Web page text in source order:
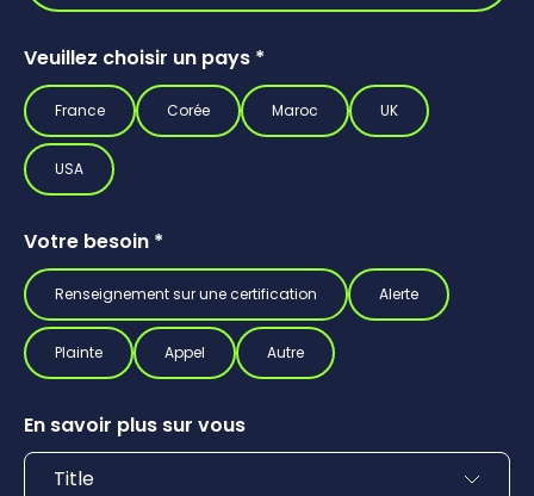
Veuillez choisir un pays *
France Corée Maroc UK
USA
Votre besoin *
Renseignement sur une certification Alerte
Plainte Appel Autre
En savoir plus sur vous
Titre